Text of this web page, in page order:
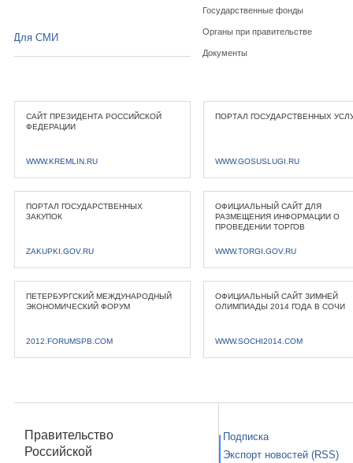
Государственные фонды
Органы при правительстве
Документы
Для СМИ
САЙТ ПРЕЗИДЕНТА РОССИЙСКОЙ
ФЕДЕРАЦИИ
WWW.KREMLIN.RU
ПОРТАЛ ГОСУДАРСТВЕННЫХ
WWW.GOSUSLUGI.RU
ПОРТАЛ ГОСУДАРСТВЕННЫХ
ЗАКУПОК
ZAKUPKI.GOV.RU
ОФИЦИАЛЬНЫЙ САЙТ ДЛЯ
РАЗМЕЩЕНИЯ ИНФОРМАЦИИ О
ПРОВЕДЕНИИ ТОРГОВ
WWW.TORGI.GOV.RU
ПЕТЕРБУРГСКИЙ МЕЖДУНАРОДНЫЙ
ЭКОНОМИЧЕСКИЙ ФОРУМ
2012.FORUMSPB.COM
ОФИЦИАЛЬНЫЙ САЙТ ЗИМНЕЙ
ОЛИМПИАДЫ 2014 ГОДА В СОЧИ
WWW.SOCHI2014.COM
Правительство
Российской
Подписка
Экспорт новостей (RSS)